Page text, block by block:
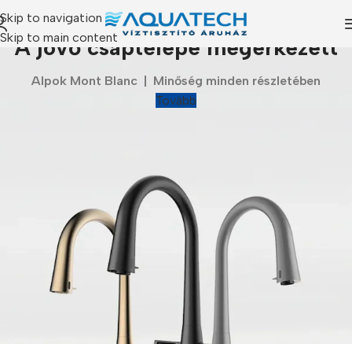
Skip to navigation
Skip to main content
A jövő csaptelepe megérkezett
Alpok Mont Blanc | Minőség minden részletében
Tovább